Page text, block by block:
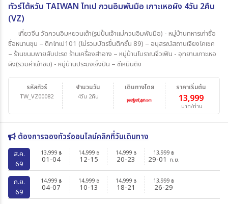
ทัวร์ไต้หวัน TAIWAN ไทเป กวนอิมพันมือ เกาะเหอผิง 4วัน 2คืน
(VZ)
เที่ยวจีน วัดกวนอิมหยวนเต้า(รูปปั้นเจ้าแม่กวนอิมพันมือ) - หมู่บ้านทหารเก่าซื่อ
ซื่อหนานชุน – ตึกไทเป101 (ไม่รวมบัตรขึ้นตึกชั้น 89) – อนุสรณ์สถานเจียงไคเชค
– ร้านขนมพายสับปะรด ร้านเครื่องสำอาง – หมู่บ้านโบราณจิ่วเฟิน - อุทยานเกาะเหอ
ผิง(รวมค่าเข้าชม) - หมู่บ้านประมงเจิ้งปิน – ซีเหมินติง
รหัสทัวร์
TW_VZ00082
จำนวนวัน
4วัน 2คืน
ราคาเริ่มต้น
13,999
บาท/ท่าน
เดินทางโดย
ต้องการจองทัวร์ออนไลน์คลิกที่วันเดินทาง
ส.ค.
69
13,999 ฿
01-04
14,999 ฿
12-15
14,999 ฿
20-23
13,999 ฿
29-01 ก.ย.
ก.ย.
69
14,999 ฿
04-07
14,999 ฿
10-13
14,999 ฿
18-21
13,999 ฿
26-29